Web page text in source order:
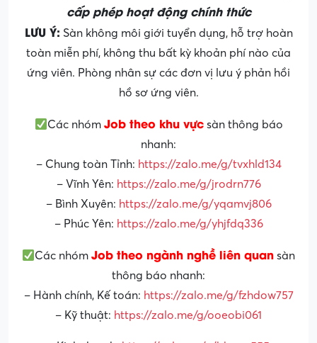
cấp phép hoạt động chính thức
LƯU Ý: Sàn không môi giới tuyển dụng, hỗ trợ hoàn
toàn miễn phí, không thu bất kỳ khoản phí nào của
ứng viên. Phòng nhân sự các đơn vị lưu ý phản hồi
hồ sơ ứng viên.
Các nhóm Job theo khu vựcsàn thông báo
nhanh:
– Chung toàn Tỉnh: https://zalo.me/g/tvxhld134
– Vĩnh Yên: https://zalo.me/g/jrodrn776
– Bình Xuyên: https://zalo.me/g/yqamvj806
– Phúc Yên: https://zalo.me/g/yhjfdq336
Các nhómJob theo ngành nghề liên quan sàn
thông báo nhanh:
– Hành chính, Kế toán: https://zalo.me/g/fzhdow757
– Kỹ thuật: https://zalo.me/g/ooeobi061